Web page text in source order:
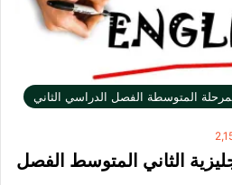
المتوسطة الفصل الدراسي الثاني
الثاني المتوسط الفصل